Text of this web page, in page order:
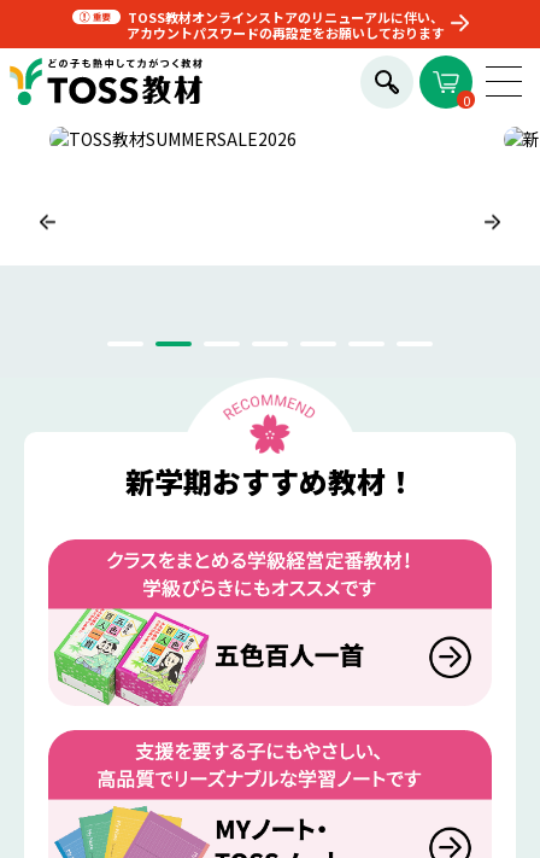
TOSS教材オンラインストアのリニューアルに伴い、
アカウントパスワードの再設定をお願いしております
0
新学期おすすめ教材！